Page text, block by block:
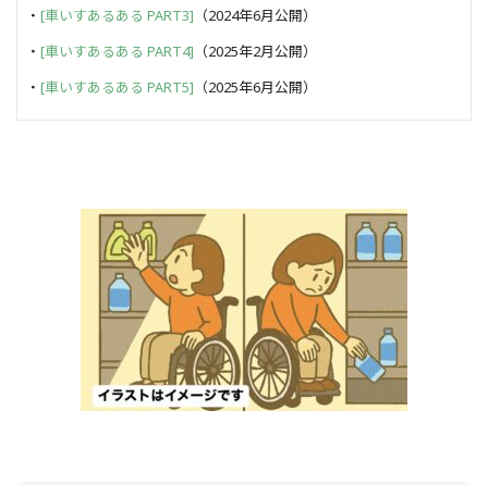
・ [車いすあるある PART3] （2024年6月公開）
・ [車いすあるある PART4] （2025年2月公開）
・ [車いすあるある PART5] （2025年6月公開）